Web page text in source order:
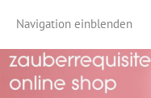
Navigation einblenden